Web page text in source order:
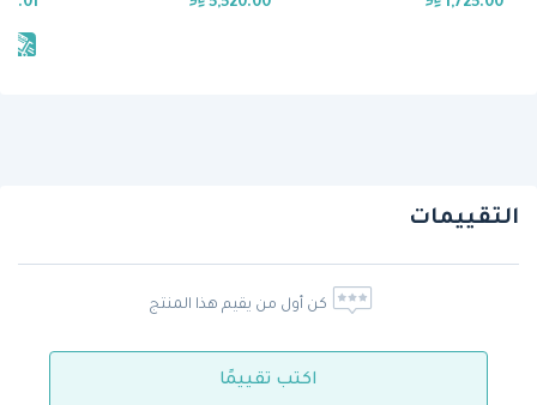
التقييمات
كن أول من يقيم هذا المنتج
اكتب تقييمًا